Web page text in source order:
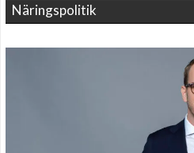
Näringspolitik